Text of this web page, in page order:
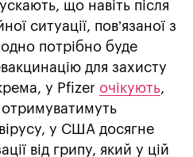
що навіть після
ситуації, пов’язаної з
потрібно буде
для захисту
у Pfizer очікують,
у США досягне
від грипу, який у цій